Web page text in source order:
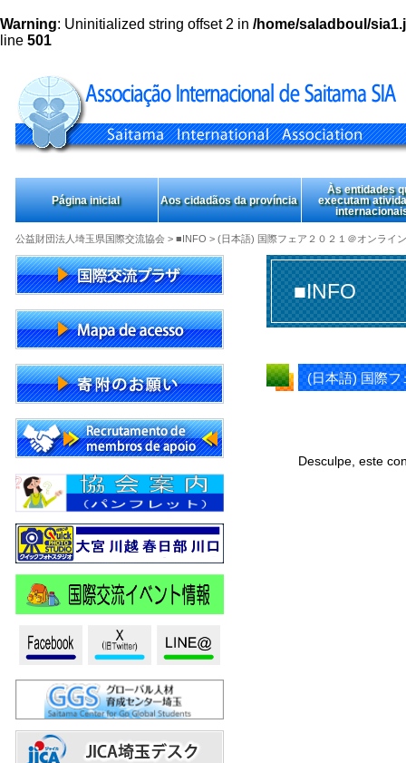
Warning: Uninitialized string offset 2 in /home/saladboul/
line 501
Página inicial Aos cidadãos da província
Às entidades
executam
公益財団法人埼玉県国際交流協会> ■INFO > (日本語) 国際フェア２０２１＠オンライ
■INFO
(日本語) 国際フ
Desculpe, este